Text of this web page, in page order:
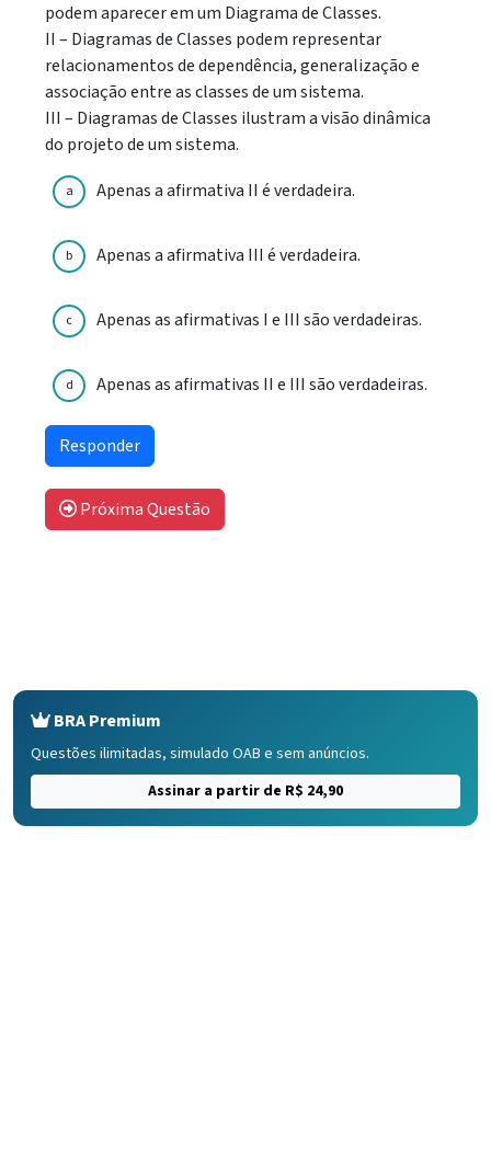
podem aparecer em um Diagrama de Classes.
II – Diagramas de Classes podem representar
relacionamentos de dependência, generalização e
associação entre as classes de um sistema.
III – Diagramas de Classes ilustram a visão dinâmica
do projeto de um sistema.
a Apenas a afirmativa II é verdadeira.
b Apenas a afirmativa III é verdadeira.
c Apenas as afirmativas I e III são verdadeiras.
d Apenas as afirmativas II e III são verdadeiras.
Próxima Questão
BRA Premium
Questões ilimitadas, simulado OAB e sem anúncios.
Assinar a partir de R$ 24,90